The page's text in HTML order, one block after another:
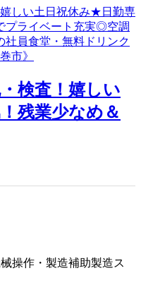
検査！嬉しい
残業少なめ＆
操作・製造補助製造ス